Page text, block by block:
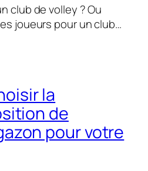
club de volley ? Ou
joueurs pour un club…
la
de
pour votre